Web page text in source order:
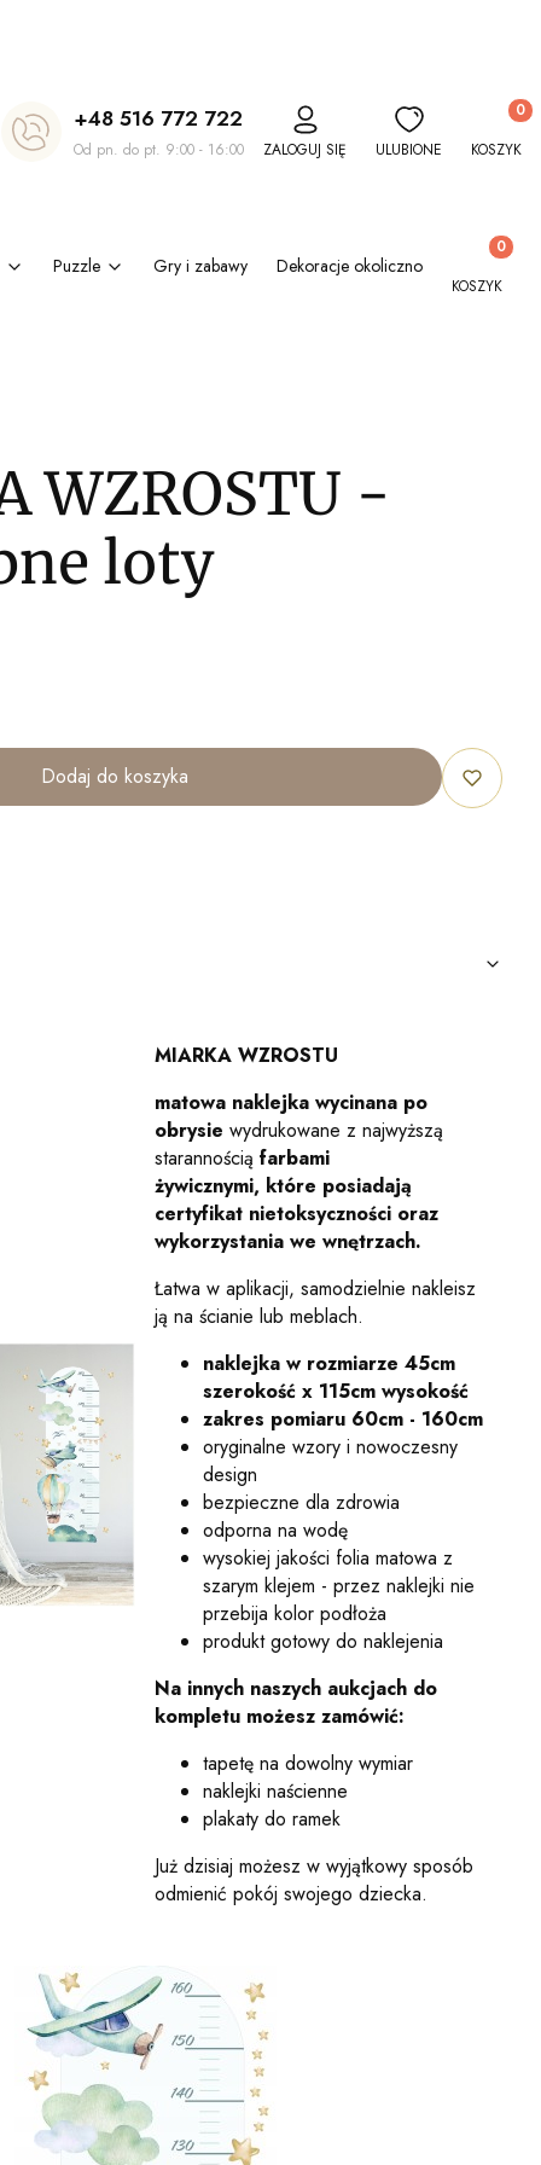
+48 516 772 722
Od pn. do pt. 9:00 - 16:00 ZALOGUJ SIĘ ULUBIONE KOSZYK
Puzzle Gry i zabawy Dekoracje okolicznościowe
Produkty
KOSZYK
WZROSTU -
loty
Dodaj do koszyka
MIARKA WZROSTU
matowa naklejka wycinana po
obrysie wydrukowane z najwyższą
starannością farbami
żywicznymi, które posiadają
certyfikat nietoksyczności oraz
wykorzystania we wnętrzach.
Łatwa w aplikacji, samodzielnie nakleisz
ją na ścianie lub meblach.
naklejka w rozmiarze 45cm
szerokość x 115cm wysokość
zakres pomiaru 60cm - 160cm
oryginalne wzory i nowoczesny
design
bezpieczne dla zdrowia
odporna na wodę
wysokiej jakości folia matowa z
szarym klejem - przez naklejki nie
przebija kolor podłoża
produkt gotowy do naklejenia
Na innych naszych aukcjach do
kompletu możesz zamówić:
tapetę na dowolny wymiar
naklejki naścienne
plakaty do ramek
Już dzisiaj możesz w wyjątkowy sposób
odmienić pokój swojego dziecka.